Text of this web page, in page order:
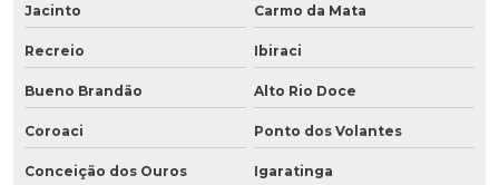
Jacinto Carmo da Mata
Recreio Ibiraci
Bueno Brandão Alto Rio Doce
Coroaci Ponto dos Volantes
Conceição dos Ouros Igaratinga